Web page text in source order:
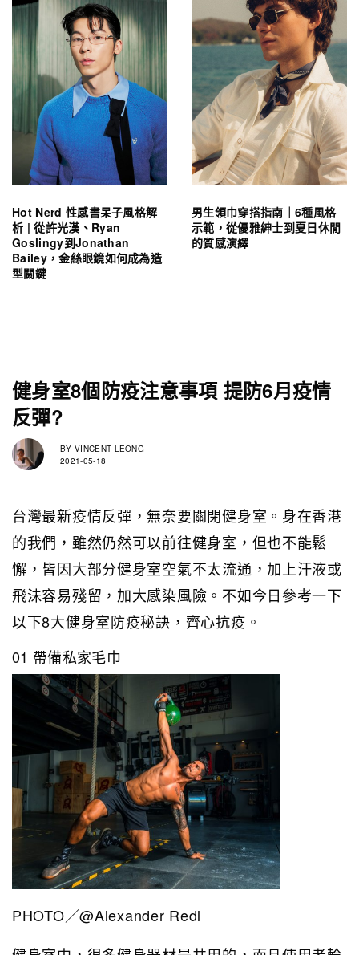
Hot Nerd 性感書呆子風格解
析 | 從許光漢、Ryan
Goslingy到Jonathan
Bailey，金絲眼鏡如何成為造
型關鍵
男生領巾穿搭指南｜6種風格
示範，從優雅紳士到夏日休閒
的質感演繹
健身室8個防疫注意事項 提防6月疫情
反彈?
BY VINCENT LEONG
2021-05-18
台灣最新疫情反彈，無奈要關閉健身室。身在香港
的我們，雖然仍然可以前往健身室，但也不能鬆
懈，皆因大部分健身室空氣不太流通，加上汗液或
飛沬容易殘留，加大感染風險。不如今日參考一下
以下8大健身室防疫秘訣，齊心抗疫。
01 帶備私家毛巾
PHOTO／@Alexander Redl